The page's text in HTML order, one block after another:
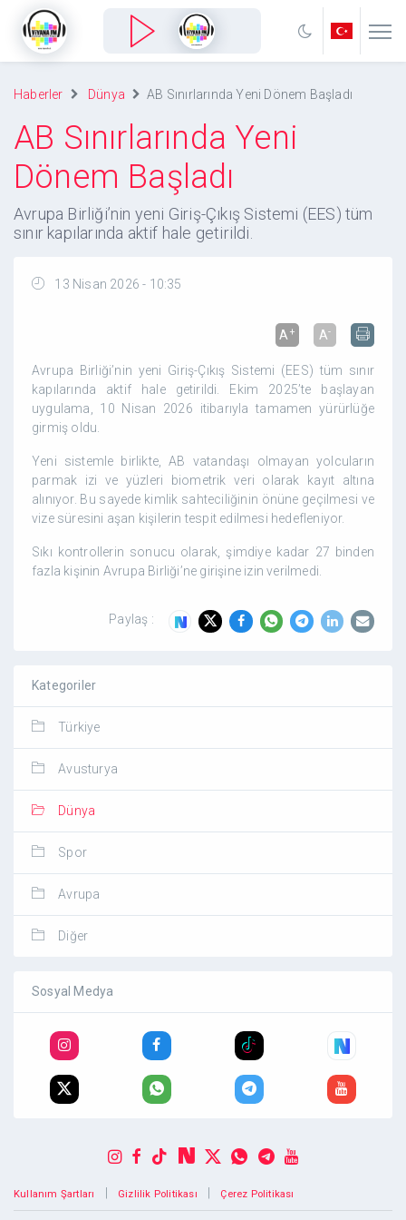
Haberler Dünya AB Sınırlarında Yeni Dönem Başladı
AB Sınırlarında Yeni
Dönem Başladı
Avrupa Birliği’nin yeni Giriş-Çıkış Sistemi (EES) tüm
sınır kapılarında aktif hale getirildi.
13 Nisan 2026 - 10:35
A+ A-
Avrupa Birliği’nin yeni Giriş-Çıkış Sistemi (EES) tüm sınır
kapılarında aktif hale getirildi. Ekim 2025’te başlayan
uygulama, 10 Nisan 2026 itibarıyla tamamen yürürlüğe
girmiş oldu.
Yeni sistemle birlikte, AB vatandaşı olmayan yolcuların
parmak izi ve yüzleri biometrik veri olarak kayıt altına
alınıyor. Bu sayede kimlik sahteciliğinin önüne geçilmesi ve
vize süresini aşan kişilerin tespit edilmesi hedefleniyor.
Sıkı kontrollerin sonucu olarak, şimdiye kadar 27 binden
fazla kişinin Avrupa Birliği’ne girişine izin verilmedi.
Paylaş :
Kategoriler
Türkiye
Avusturya
Dünya
Spor
Avrupa
Diğer
Sosyal Medya
Kullanım Şartları Gizlilik Politikası Çerez Politikası